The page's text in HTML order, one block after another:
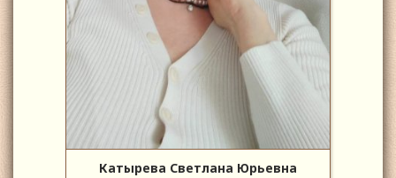
Катырева Светлана Юрьевна